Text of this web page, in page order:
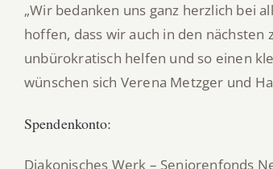
„Wir bedanken uns ganz herzlich bei
hoffen, dass wir auch in den
unbürokratisch helfen und so einen
wünschen sich Verena Metzger und
Spendenkonto:
Diakonisches Werk – Seniorenfonds